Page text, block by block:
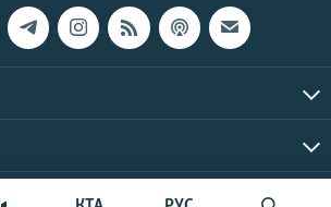
© Крим.Реалії, 2026 | Усі права застережено.